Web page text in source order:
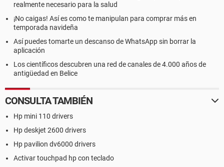
realmente necesario para la salud
¡No caigas! Así es como te manipulan para comprar más en
temporada navideña
Así puedes tomarte un descanso de WhatsApp sin borrar la
aplicación
Los científicos descubren una red de canales de 4.000 años de
antigüedad en Belice
CONSULTA TAMBIÉN
Hp mini 110 drivers
Hp deskjet 2600 drivers
Hp pavilion dv6000 drivers
Activar touchpad hp con teclado